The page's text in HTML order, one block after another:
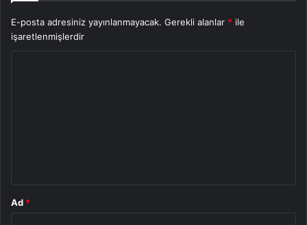
E-posta adresiniz yayınlanmayacak. Gerekli alanlar * ile
işaretlenmişlerdir
Ad *